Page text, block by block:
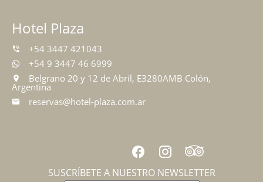
Hotel Plaza
+54 3447 421043
+54 9 3447 46 6999
Belgrano 20 y 12 de Abril, E3280AMB Colón,
Argentina
reservas@hotel-plaza.com.ar
SUSCRÍBETE A NUESTRO NEWSLETTER